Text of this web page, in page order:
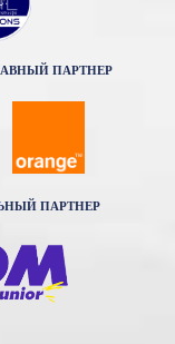
ПАРТНЕР
ПАРТНЕР